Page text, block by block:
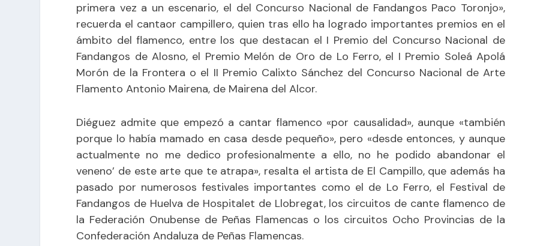
primera vez a un escenario, el del Concurso Nacional de Fandangos Paco Toronjo»,
recuerda el cantaor campillero, quien tras ello ha logrado importantes premios en el
ámbito del flamenco, entre los que destacan el I Premio del Concurso Nacional de
Fandangos de Alosno, el Premio Melón de Oro de Lo Ferro, el I Premio Soleá Apolá
Morón de la Frontera o el II Premio Calixto Sánchez del Concurso Nacional de Arte
Flamento Antonio Mairena, de Mairena del Alcor.
Diéguez admite que empezó a cantar flamenco «por causalidad», aunque «también
porque lo había mamado en casa desde pequeño», pero «desde entonces, y aunque
actualmente no me dedico profesionalmente a ello, no he podido abandonar el
veneno’ de este arte que te atrapa», resalta el artista de El Campillo, que además ha
pasado por numerosos festivales importantes como el de Lo Ferro, el Festival de
Fandangos de Huelva de Hospitalet de Llobregat, los circuitos de cante flamenco de
la Federación Onubense de Peñas Flamencas o los circuitos Ocho Provincias de la
Confederación Andaluza de Peñas Flamencas.